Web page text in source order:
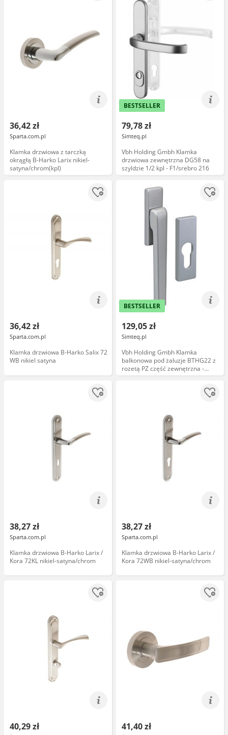
36,42 zł
Sparta.com.pl
Klamka drzwiowa z tarczką
okrągłą B-Harko Larix nikiel-
satyna/chrom(kpl)
BESTSELLER
79,78 zł
Simteq.pl
Vbh Holding Gmbh Klamka
drzwiowa zewnętrzna DG58 na
szyldzie 1/2 kpl - F1/srebro 216
36,42 zł
Sparta.com.pl
Klamka drzwiowa B-Harko Salix 72
WB nikiel satyna
BESTSELLER
129,05 zł
Simteq.pl
Vbh Holding Gmbh Klamka
balkonowa pod żaluzje BTHG22 z
rozetą PZ część zewnętrzna -
F1/srebro
38,27 zł
Sparta.com.pl
Klamka drzwiowa B-Harko Larix /
Kora 72KL nikiel-satyna/chrom
38,27 zł
Sparta.com.pl
Klamka drzwiowa B-Harko Larix /
Kora 72WB nikiel-satyna/chrom
40,29 zł 41,40 zł